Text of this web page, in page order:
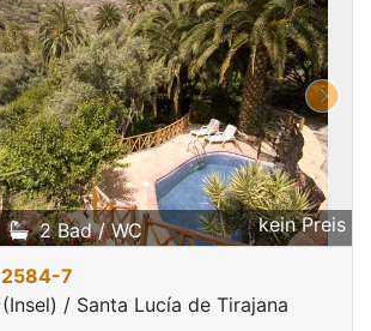
2 Bad / WC kein Preis
2584-7
/ Santa Lucía de Tirajana